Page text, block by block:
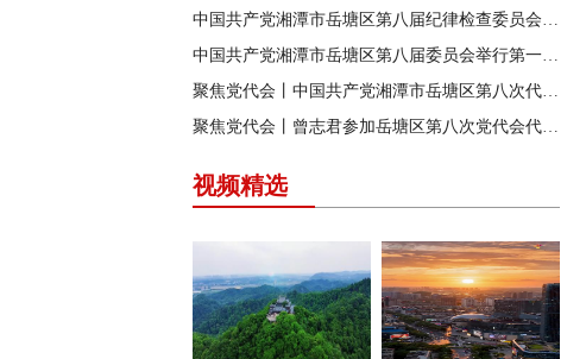
中国共产党湘潭市岳塘区第八届纪律检查委员会召开第一次全体会议
中国共产党湘潭市岳塘区第八届委员会举行第一次全体（扩大）会议
聚焦党代会丨中国共产党湘潭市岳塘区第八次代表大会胜利闭幕
聚焦党代会丨曾志君参加岳塘区第八次党代会代表团分团讨论
视频精选